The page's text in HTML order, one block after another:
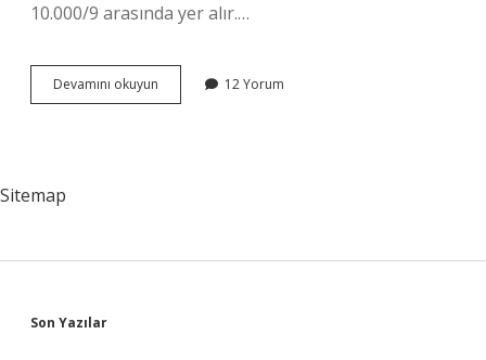
10.000/9 arasında yer alır.…
Devamını okuyun Paleolitik
Çağın
12 Yorum
Sitemap
Sidebar
Son Yazılar